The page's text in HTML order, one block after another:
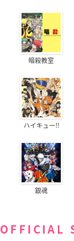
暗殺教室
ハイキュー!!
銀魂
OFFICIAL